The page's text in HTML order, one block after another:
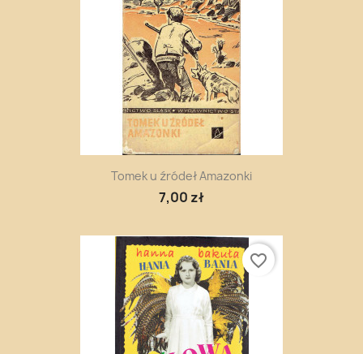
Tomek u źródeł Amazonki
7,00 zł
favorite_border